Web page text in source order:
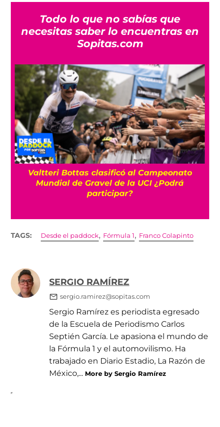
Todo lo que no sabías que
necesitas saber lo encuentras en
Sopitas.com
Valtteri Bottas clasificó al Campeonato
Mundial de Gravel de la UCI ¿Podrá
participar?
TAGS: Desde el paddock, Fórmula 1, Franco Colapinto
SERGIO RAMÍREZ
sergio.ramirez@sopitas.com
Sergio Ramírez es periodista egresado
de la Escuela de Periodismo Carlos
Septién García. Le apasiona el mundo de
la Fórmula 1 y el automovilismo. Ha
trabajado en Diario Estadio, La Razón de
México,... More by Sergio Ramírez